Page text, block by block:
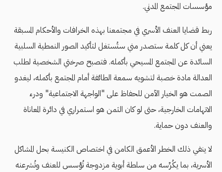
مؤسسات المجتمع المدني.
ربط قضايا العنف الأسري في مجتمعنا بهذه الخرافات والأحكام المسبقة
يعني أن كل كلمة ستصدر مني ستُستغل لتأكيد الصور النمطية السلبية
السائدة عن المجتمع المسيحي بأكمله. فتصبح صرختي الشخصية لطلب
العدالة مادة خصبة لتشويه سمعة الطائفة أمام المجتمع بأكمله، ليغدو
الصمت هو الخيار الآمن للحفاظ على "الواجهة الاجتماعية" ودرء
الاتهامات الخارجية، حتى لو كان الثمن هو استمراري في دائرة المعاناة
والعنف دون حماية.
لا ينفي ذلك الخطر الأعمق الكامن في اختصاص الكنيسة بحل المشاكل
الأسرية، بما يكُرِّسه من سلطة أبوية مزدوجة تُؤسس للعنف وتُشرعنه